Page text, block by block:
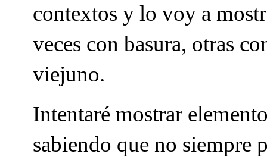
contextos y lo voy a
veces con basura, otras
viejuno.
Intentaré mostrar
sabiendo que no siempre